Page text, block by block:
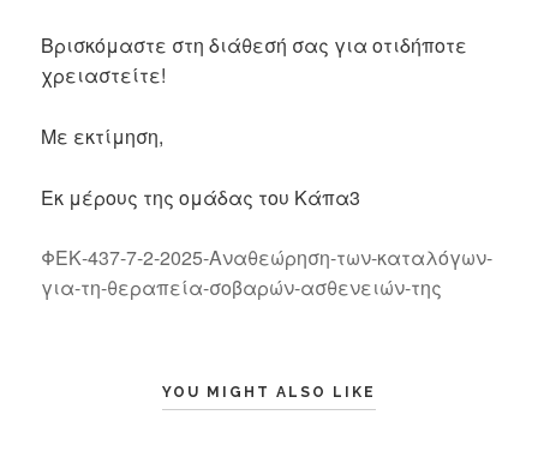
Βρισκόμαστε στη διάθεσή σας για οτιδήποτε
χρειαστείτε!
Με εκτίμηση,
Εκ μέρους της ομάδας του Κάπα3
ΦΕΚ-437-7-2-2025-Αναθεώρηση-των-καταλόγων-
για-τη-θεραπεία-σοβαρών-ασθενειών-της
YOU MIGHT ALSO LIKE